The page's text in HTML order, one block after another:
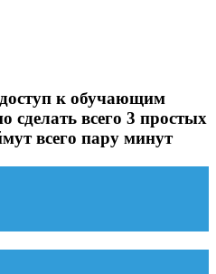
к обучающим
всего 3 простых
всего пару минут